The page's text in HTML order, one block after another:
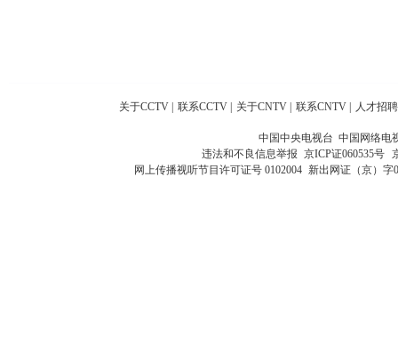
关于CCTV 联系CCTV 关于CNTV 联系CNTV 人才招聘
中国中央电视台 中国网络电
违法和不良信息举报 京ICP证060535号
网上传播视听节目许可证号 0102004 新出网证（京）